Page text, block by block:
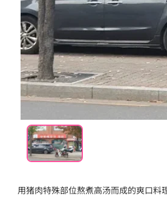
用猪肉特殊部位熬煮高汤而成的爽口料